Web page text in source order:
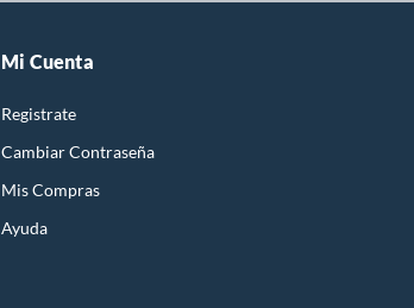
Pistola y llave de impacto
Materiales de construcción
Huincha
Llave allen
Caja para herramientas
Mi Cuenta
Registrate
Cambiar Contraseña
Mis Compras
Ayuda